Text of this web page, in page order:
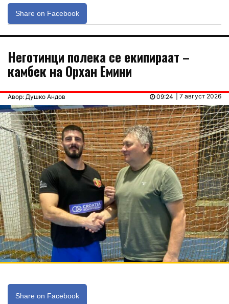
Share on Facebook
Неготинци полека се екипираат –
камбек на Орхан Емини
Авор: Душко Андов | 7 август 2026
09:24
Share on Facebook